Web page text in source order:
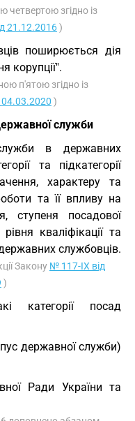
згідно із
21.12.2016)
поширюється дія
корупції".
п'ятою згідно із
)
служби
в державних
та підкатегорії
характеру та
та її впливу на
ступеня посадової
кваліфікації та
службовців.
Закону № 117-IX від
)
категорії посад
державної служби)
Ради України та